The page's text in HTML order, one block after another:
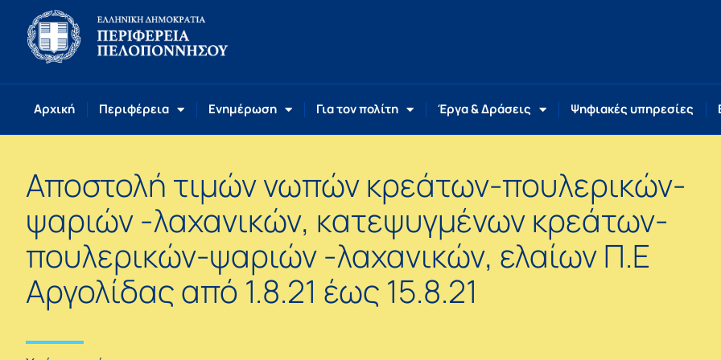
Αρχική Περιφέρεια Ενημέρωση Για τον πολίτη Έργα & Δράσεις Ψηφιακές υπηρεσίες
Αποστολή τιμών νωπών κρεάτων-πουλερικών-
ψαριών -λαχανικών, κατεψυγμένων κρεάτων-
πουλερικών-ψαριών -λαχανικών, ελαίων Π.Ε
Αργολίδας από 1.8.21 έως 15.8.21